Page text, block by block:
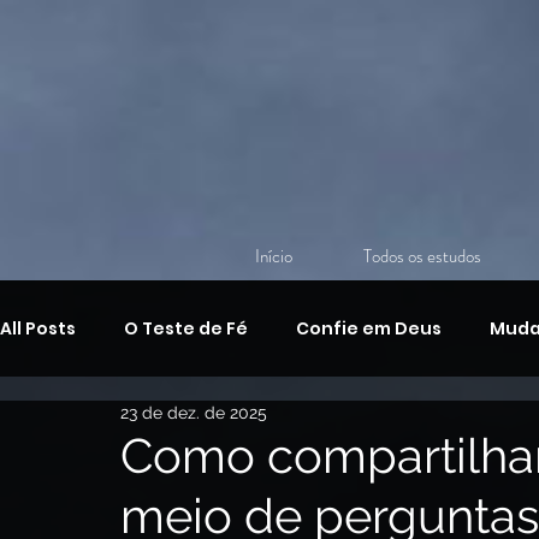
Início Todos os estudos
All Posts O Teste de Fé Confie em Deus
Discipulado Cristão
A Armadura de Deus, Devocional Bíblico Diário
Como
meio de
23 de dez. de 2025